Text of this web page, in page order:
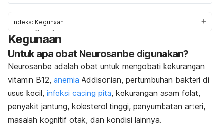
Indeks: Kegunaan
Cara Pakai
Dosis
Efek Samping
Pencegahan dan Peringatan
Interaksi
Overdosis
Kegunaan
Untuk apa obat Neurosanbe digunakan?
Neurosanbe adalah obat untuk mengobati kekurangan
vitamin B12, anemia Addisonian, pertumbuhan bakteri di
usus kecil, infeksi cacing pita, kekurangan asam folat,
penyakit jantung, kolesterol tinggi, penyumbatan arteri,
masalah kognitif otak, dan kondisi lainnya.